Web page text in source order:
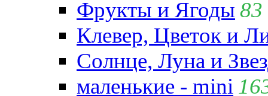
Фрукты и Ягоды 83
Клевер, Цветок и
Солнце, Луна и
маленькие - mini